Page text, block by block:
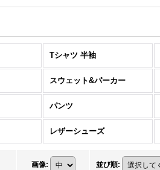
Tシャツ 半袖
スウェット&パーカー
パンツ
レザーシューズ
画像: 並び順: